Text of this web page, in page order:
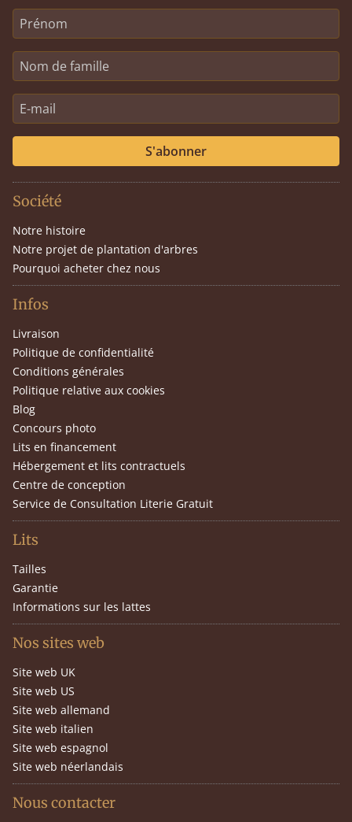
S'abonner
Société
Notre histoire
Notre projet de plantation d'arbres
Pourquoi acheter chez nous
Infos
Livraison
Politique de confidentialité
Conditions générales
Politique relative aux cookies
Blog
Concours photo
Lits en financement
Hébergement et lits contractuels
Centre de conception
Service de Consultation Literie Gratuit
Lits
Tailles
Garantie
Informations sur les lattes
Nos sites web
Site web UK
Site web US
Site web allemand
Site web italien
Site web espagnol
Site web néerlandais
Nous contacter